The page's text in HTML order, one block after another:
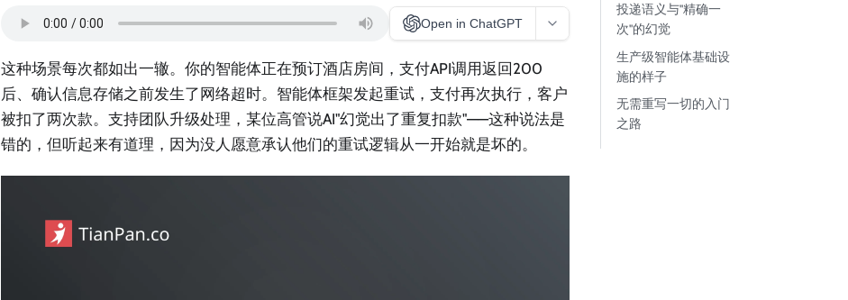
Open in ChatGPT
这种场景每次都如出一辙。你的智能体正在预订酒店房间，支付API调用返回200
后、确认信息存储之前发生了网络超时。智能体框架发起重试，支付再次执行，客户
被扣了两次款。支持团队升级处理，某位高管说AI"幻觉出了重复扣款"——这种说法是
错的，但听起来有道理，因为没人愿意承认他们的重试逻辑从一开始就是坏的。
投递语义与"精确一
次"的幻觉
生产级智能体基础设
施的样子
无需重写一切的入门
之路